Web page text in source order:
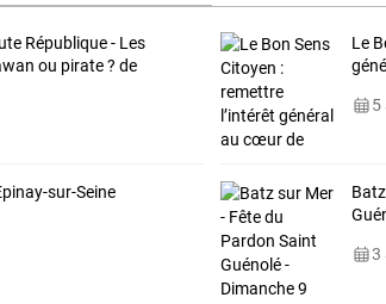
République-Les
ou pirate? de
Le
5
sur-Seine
3